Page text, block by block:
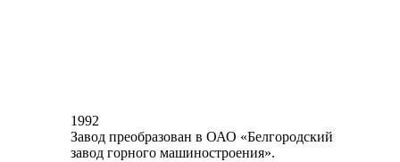
1992
Завод преобразован в ОАО «Белгородский
завод горного машиностроения».